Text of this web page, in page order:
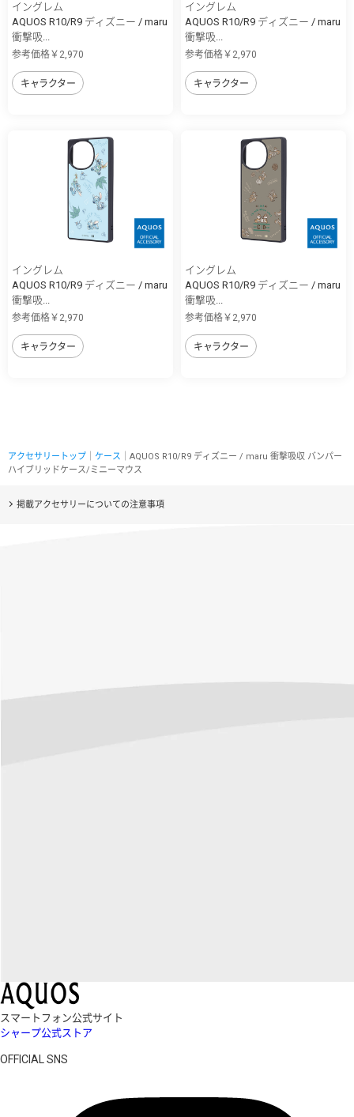
イングレム
AQUOS R10/R9 ディズニー / maru
衝撃吸...
参考価格￥2,970
キャラクター
イングレム
AQUOS R10/R9 ディズニー / maru
衝撃吸...
参考価格￥2,970
キャラクター
イングレム
AQUOS R10/R9 ディズニー / maru
衝撃吸...
参考価格￥2,970
キャラクター
イングレム
AQUOS R10/R9 ディズニー / maru
衝撃吸...
参考価格￥2,970
キャラクター
アクセサリートップ ケース ｜AQUOS R10/R9 ディズニー / maru 衝撃吸収 バンパー
ハイブリッドケース/ミニーマウス
掲載アクセサリーについての注意事項
スマートフォン公式サイト
シャープ公式ストア
OFFICIAL SNS